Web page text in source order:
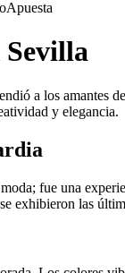
Apuesta
a los
y elegancia.
fue una
exhibieron las